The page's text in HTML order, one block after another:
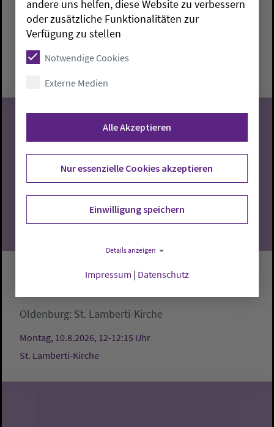
Brake:Paul-Gerhardt-Haus
Montag, 10.8.2026, 10-11:30 Uhr
10
08.2026
Mittagsgebet
Oldenburg: St. Lamberti-Kirche
Montag, 10.8.2026, 12-12:15 Uhr
St. Lamberti-Kirche
andere uns helfen, diese Website zu verbessern
oder zusätzliche Funktionalitäten zur
Verfügung zu stellen
Notwendige Cookies
Externe Medien
Alle Akzeptieren
Nur essenzielle Cookies akzeptieren
Einwilligung speichern
Details anzeigen
Impressum | Datenschutz